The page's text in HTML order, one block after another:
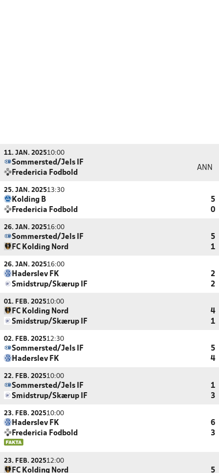
11. JAN. 202510:00
Sommersted/Jels IF
Fredericia Fodbold
ANN
25. JAN. 202513:30
Kolding B
5
Fredericia Fodbold
0
26. JAN. 202516:00
Sommersted/Jels IF
5
FC Kolding Nord
1
26. JAN. 202516:00
Haderslev FK
2
Smidstrup/Skærup IF
2
01. FEB. 202510:00
FC Kolding Nord
4
Smidstrup/Skærup IF
1
02. FEB. 202512:30
Sommersted/Jels IF
5
Haderslev FK
4
22. FEB. 202510:00
Sommersted/Jels IF
1
Smidstrup/Skærup IF
3
23. FEB. 202510:00
Haderslev FK
6
Fredericia Fodbold
3
23. FEB. 202512:00
FC Kolding Nord 5